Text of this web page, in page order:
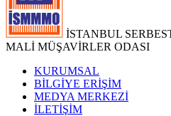
İSTANBUL
MALİ MÜŞAVİRLER ODASI
KURUMSAL
BİLGİYE ERİŞİM
MEDYA MERKEZİ
İLETİŞİM